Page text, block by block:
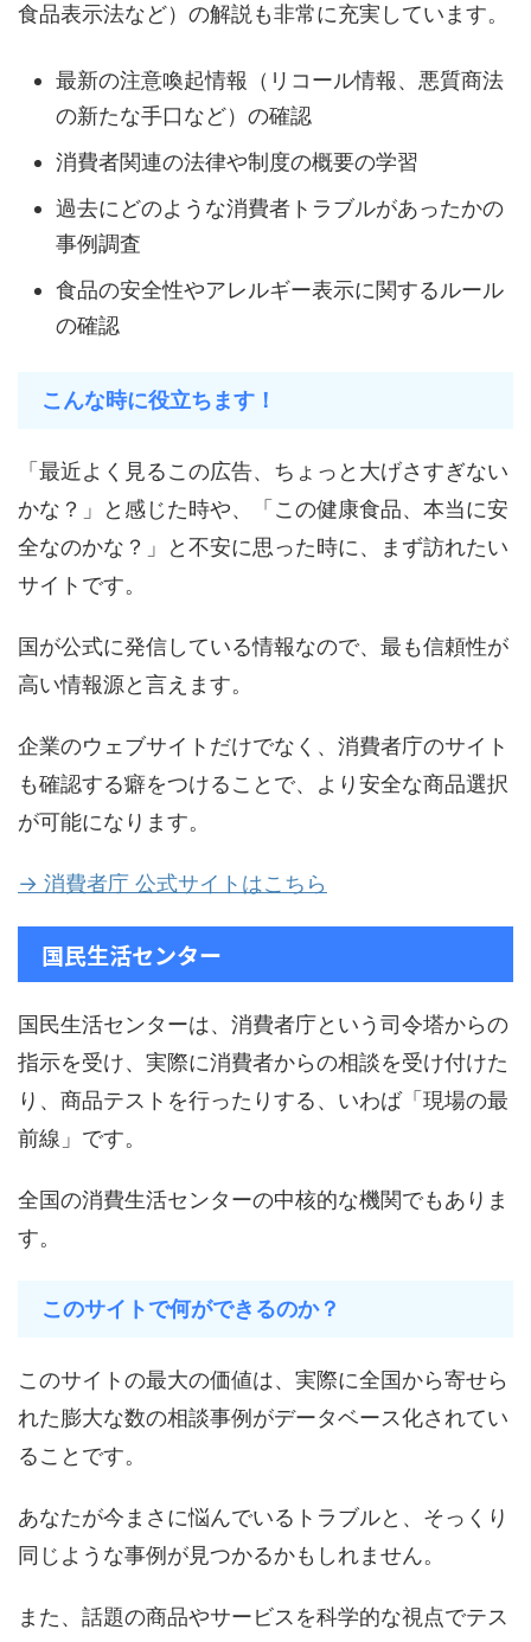
食品表示法など）の解説も非常に充実しています。
最新の注意喚起情報（リコール情報、悪質商法
の新たな手口など）の確認
消費者関連の法律や制度の概要の学習
過去にどのような消費者トラブルがあったかの
事例調査
食品の安全性やアレルギー表示に関するルール
の確認
こんな時に役立ちます！
「最近よく見るこの広告、ちょっと大げさすぎない
かな？」と感じた時や、「この健康食品、本当に安
全なのかな？」と不安に思った時に、まず訪れたい
サイトです。
国が公式に発信している情報なので、最も信頼性が
高い情報源と言えます。
企業のウェブサイトだけでなく、消費者庁のサイト
も確認する癖をつけることで、より安全な商品選択
が可能になります。
→ 消費者庁 公式サイトはこちら
国民生活センター
国民生活センターは、消費者庁という司令塔からの
指示を受け、実際に消費者からの相談を受け付けた
り、商品テストを行ったりする、いわば「現場の最
前線」です。
全国の消費生活センターの中核的な機関でもありま
す。
このサイトで何ができるのか？
このサイトの最大の価値は、実際に全国から寄せら
れた膨大な数の相談事例がデータベース化されてい
ることです。
あなたが今まさに悩んでいるトラブルと、そっくり
同じような事例が見つかるかもしれません。
また、話題の商品やサービスを科学的な視点でテス